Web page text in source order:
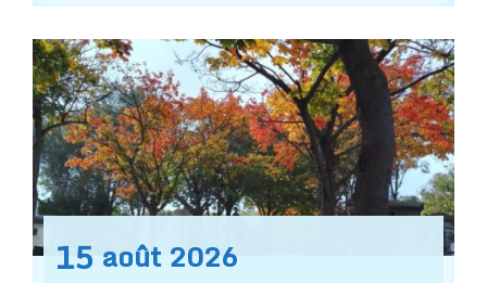
15 août 2026